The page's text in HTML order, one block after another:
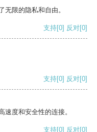
限的隐私和自由。
支持[0] 反对[0]
支持[0] 反对[0]
度和安全性的连接。
支持[0] 反对[0]